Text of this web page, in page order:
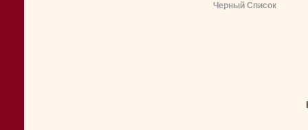
Черный Список